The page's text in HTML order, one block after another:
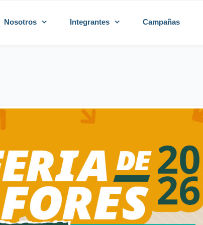
Nosotros Integrantes Campañas